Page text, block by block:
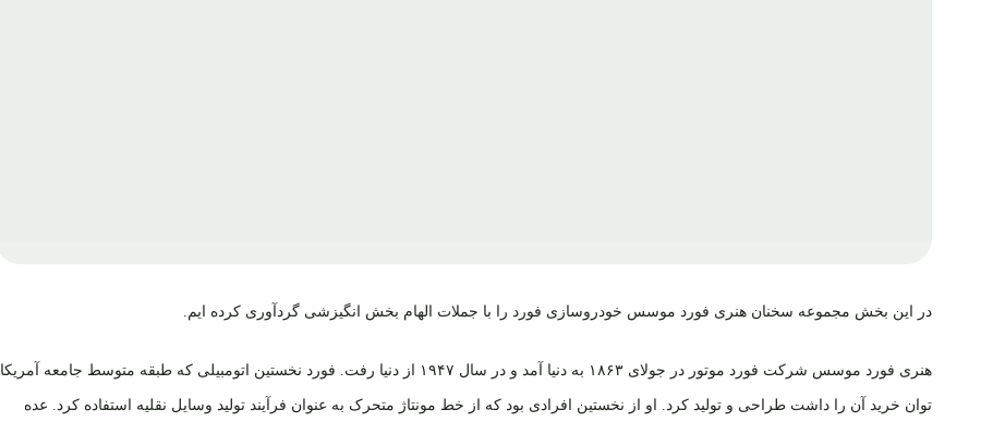
در این بخش مجموعه سخنان هنری فورد موسس خودروسازی فورد را با جملات الهام بخش انگیزشی گردآوری کرده ایم.
هنری فورد موسس شرکت فورد موتور در جولای ۱۸۶۳ به دنیا آمد و در سال ۱۹۴۷ از دنیا رفت. فورد نخستین اتومبیلی که طبقه متوسط جامعه آمریکا
توان خرید آن را داشت طراحی و تولید کرد. او از نخستین افرادی بود که از خط مونتاژ متحرک به عنوان فرآیند تولید وسایل نقلیه استفاده کرد. عده